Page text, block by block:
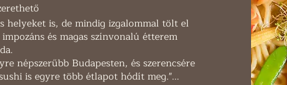
helyeket is, de mindig izgalommal tölt el
és magas színvonalú étterem
népszerűbb Budapesten, és szerencsére
is egyre több étlapot hódít meg."...